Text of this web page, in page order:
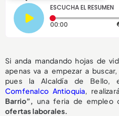
ESCUCHA EL RESUMEN
00:00 Tiempo
Si anda mandando hojas de
apenas va a empezar a
pues la Alcaldía de Bello,
Comfenalco Antioquia,
Barrio”, una feria de empleo
ofertas laborales.